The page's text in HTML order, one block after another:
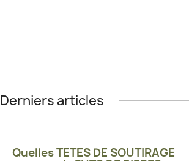
Derniers articles
Quelles TETES DE SOUTIRAGE